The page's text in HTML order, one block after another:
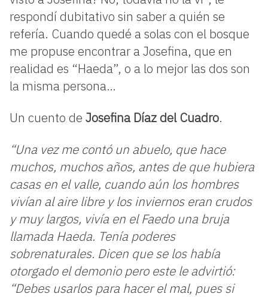
respondí dubitativo sin saber a quién se
refería. Cuando quedé a solas con el bosque
me propuse encontrar a Josefina, que en
realidad es “Haeda”, o a lo mejor las dos son
la misma persona…
Un cuento de Josefina Díaz del Cuadro.
“Una vez me contó un abuelo, que hace
muchos, muchos años, antes de que hubiera
casas en el valle, cuando aún los hombres
vivían al aire libre y los inviernos eran crudos
y muy largos, vivía en el Faedo una bruja
llamada Haeda. Tenía poderes
sobrenaturales. Dicen que se los había
otorgado el demonio pero este le advirtió:
“Debes usarlos para hacer el mal, pues si